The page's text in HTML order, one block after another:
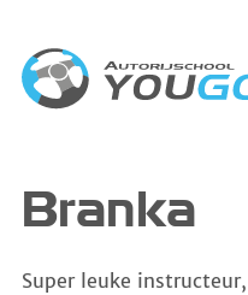
Branka
Super leuke instructeu